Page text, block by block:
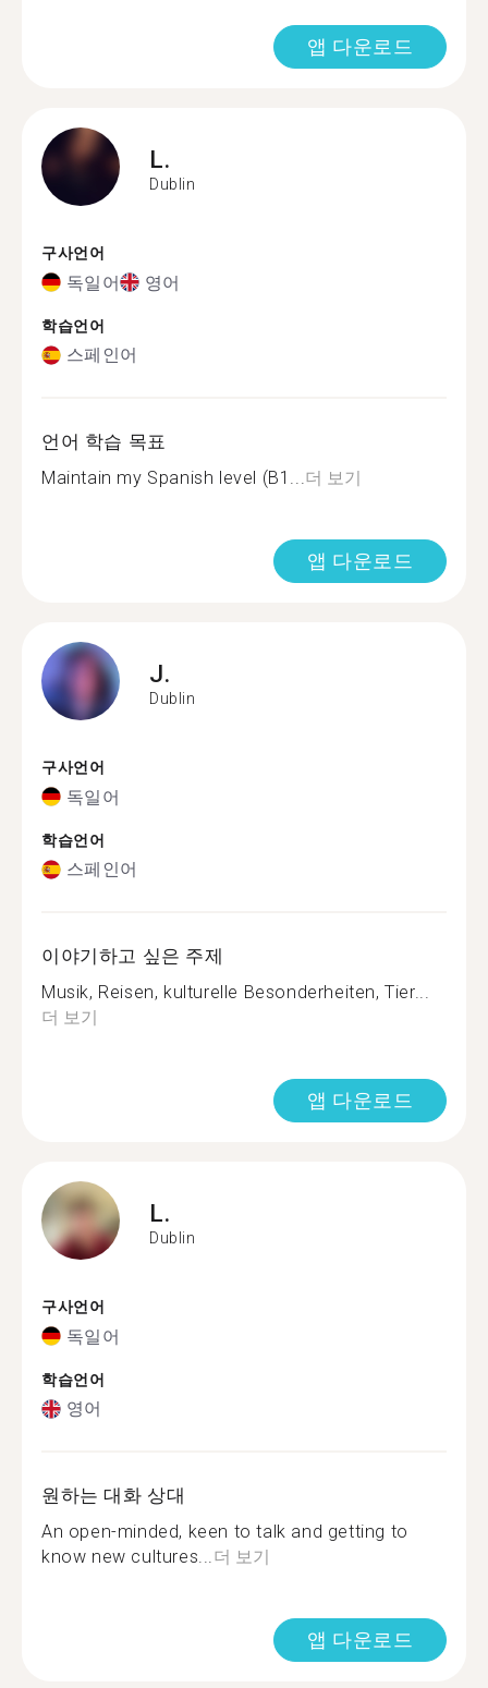
앱 다운로드
L.
Dublin
구사언어
독일어 영어
학습언어
스페인어
언어 학습 목표
Maintain my Spanish level (B1...더 보기
앱 다운로드
J.
Dublin
구사언어
독일어
학습언어
스페인어
이야기하고 싶은 주제
Musik, Reisen, kulturelle Besonderheiten, Tier...
더 보기
앱 다운로드
L.
Dublin
구사언어
독일어
학습언어
영어
원하는 대화 상대
An open-minded, keen to talk and getting to
know new cultures...더 보기
앱 다운로드